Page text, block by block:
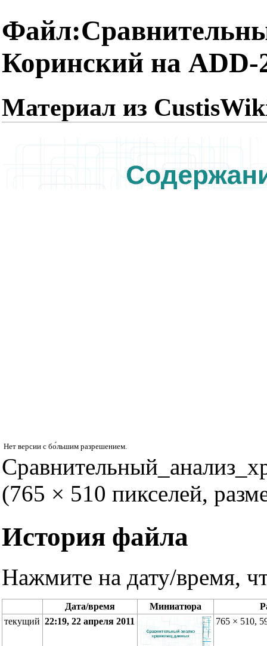
Коринский на ADD-
Материал из
Нет версии с бо́льшим разрешением.
(765 × 510 пикселей,
История файла
Нажмите на дату/время,
Дата/время Миниатюра
текущий 22:19, 22 апреля 2011 765 × 510,